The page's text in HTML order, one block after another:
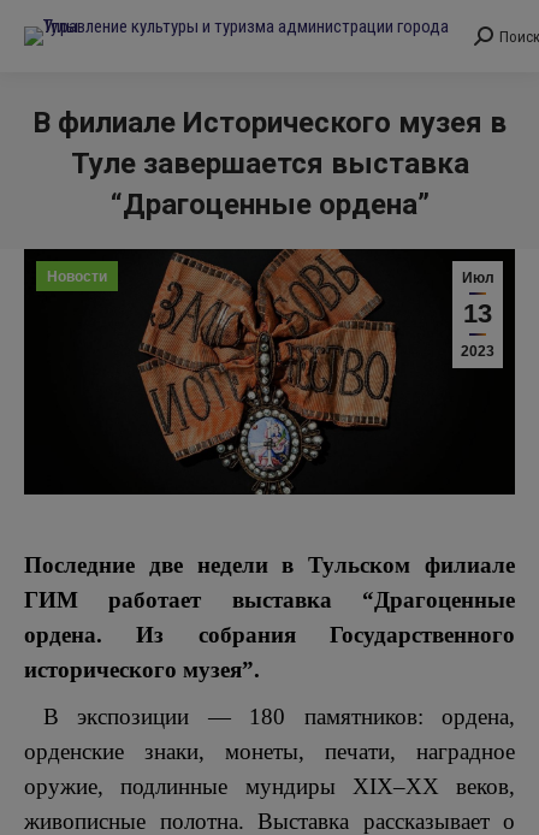
Поиск:
Поиск
В филиале Исторического музея в
Туле завершается выставка
“Драгоценные ордена”
Июл
13
2023
Новости
Последние две недели в Тульском филиале
ГИМ работает выставка “Драгоценные
ордена.Из собрания Государственного
исторического музея”.
В экспозиции — 180 памятников: ордена,
орденские знаки, монеты, печати, наградное
оружие, подлинные мундиры XIX–XX веков,
живописные полотна. Выставка рассказывает о